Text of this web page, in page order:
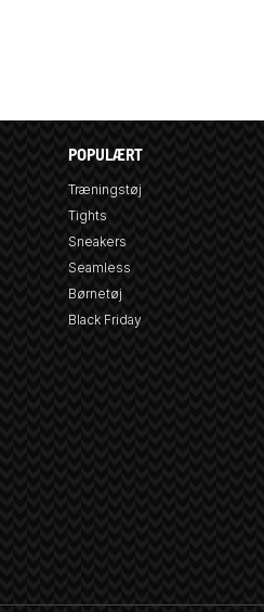
POPULÆRT
Træningstøj
Tights
Sneakers
Seamless
Børnetøj
Black Friday